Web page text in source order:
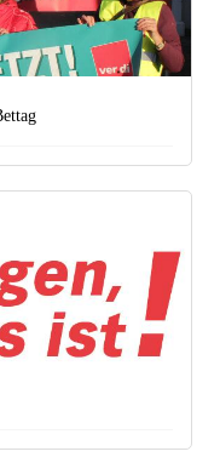
22. November 2023)